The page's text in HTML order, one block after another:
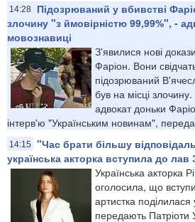
14:28
Підозрюваний у вбивстві
злочину "з ймовірністю 99,99%", -
мовознавиці
З'явилися нові
Фаріон. Вони
підозрюваний
був на місці
адвокат доньки
інтерв'ю "Українським новинам",
14:15
"Час брати більшу
українська акторка вступила до лав
Українська акторка
оголосила, що
артистка
передають Патріоти